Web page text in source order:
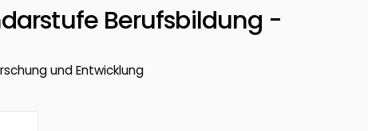
Berufsbildung -
und Entwicklung